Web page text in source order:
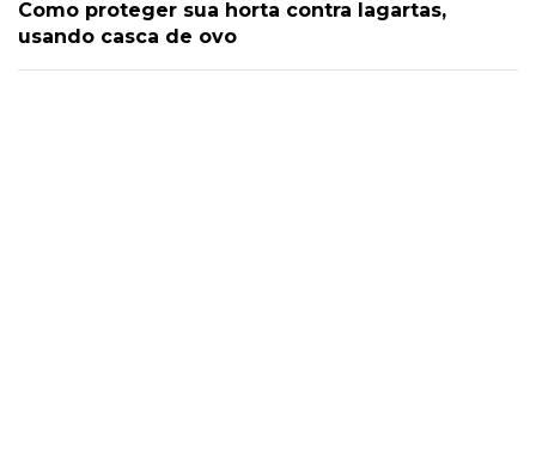
Como proteger sua horta contra lagartas,
usando casca de ovo